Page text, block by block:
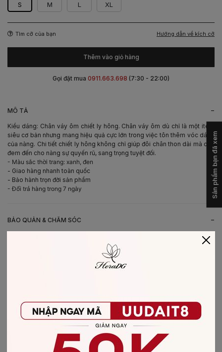
MÔ TẢ -
Kiểu dáng: Chân váy ôm chiết ly hông. Chân váy ôm dù chỉ là một item
siêu cơ bản nhưng mang hiệu quả cực lớn trong việc tôn thêm vóc dáng
của nàng. Chi tiết chiết ly hông không chỉ giúp đôi chân thon dài mà còn
đem đến cho nàng sự quyến rũ, sang trọng tuyệt đối.
- Màu sắc thời trang: xanh, đen
- Giao hàng nhanh toàn quốc
- Bảo hành trọn đời sản phẩm
- Đổi trả hàng trong 7 ngày
BẢO QUẢN & CHĂM SÓC -
- Không giặt sản phẩm với thuốc tẩy có chứa Clo
- Không nên giặt chung các sản phẩm khác màu với nhau
- Ủi ở nhiệt độ thấp, nên lật mặt trái sản phẩm, không ủi trực tiếp lên hình
CHẤT LIỆU SẢN PHẨM
vải Tuytsi
S M L XL
Tìm cỡ của bạn Hướng dẫn về kích cỡ
Thêm vào giỏ hàng
Gọi đặt mua 0911.663.698 (7:30 - 22:00)
Sản phẩm bạn đã xem